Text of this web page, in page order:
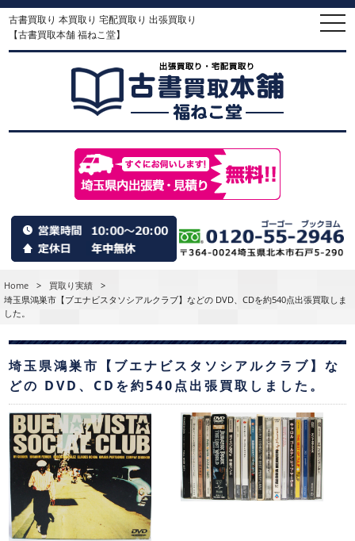
古書買取り 本買取り 宅配買取り 出張買取り
【古書買取本舗 福ねこ堂】
Home > 買取り実績
>
埼玉県鴻巣市【ブエナビスタソシアルクラブ】などの DVD、CDを約540点出張買取しま
した。
埼玉県鴻巣市【ブエナビスタソシアルクラブ】な
どの DVD、CDを約540点出張買取しました。